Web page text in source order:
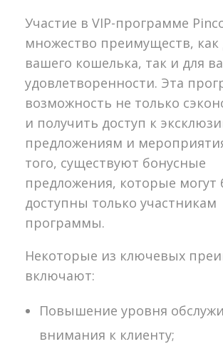
Участие в VIP-программе
множество преимуществ, как
вашего кошелька, так и для
удовлетворенности. Эта
возможность не только
и получить доступ к
предложениям и
того, существуют бонусные
предложения, которые могут
доступны только участникам
программы.
Некоторые из ключевых
включают:
Повышение уровня
внимания к клиенту;